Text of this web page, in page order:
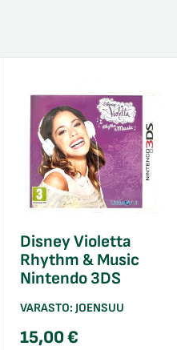
Disney Violetta
Rhythm & Music
Nintendo 3DS
VARASTO: JOENSUU
15,00€